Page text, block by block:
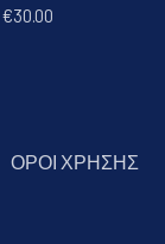
Original price was:
€30.00
ΟΡΟΙ ΧΡΗΣΗΣ